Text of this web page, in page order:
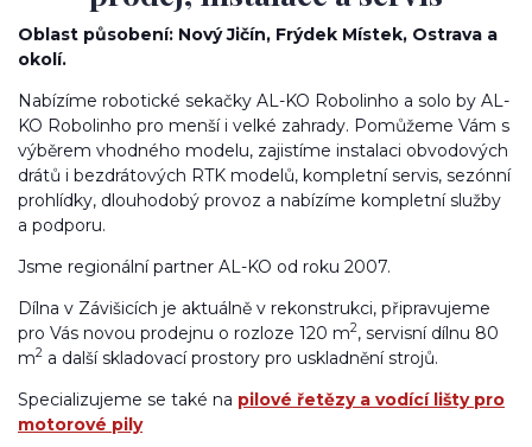
Oblast působení: Nový Jičín, Frýdek Místek, Ostrava a
okolí.
Nabízíme robotické sekačky AL-KO Robolinho a solo by AL-
KO Robolinho pro menší i velké zahrady. Pomůžeme Vám s
výběrem vhodného modelu, zajistíme instalaci obvodových
drátů i bezdrátových RTK modelů, kompletní servis, sezónní
prohlídky, dlouhodobý provoz a nabízíme kompletní služby
a podporu.
Jsme regionální partner AL-KO od roku 2007.
Dílna v Závišicích je aktuálně v rekonstrukci, připravujeme
pro Vás novou prodejnu o rozloze 120 m2, servisní dílnu 80
m2 a další skladovací prostory pro uskladnění strojů.
Specializujeme se také na pilové řetězy a vodící lišty pro
motorové pily